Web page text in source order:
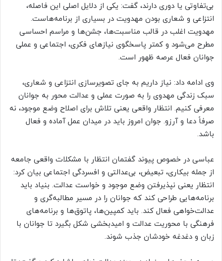
بی‌تفاوتی یا دوری دارند، گفت: یکی از دلایل اصلی این فاصله،
انتزاعی و شعاری بودن مهدویت در بسیاری از برنامه‌هاست.
مهدویت اغلب در قالب مناسبت‌ها، جشن‌ها و مراسم احساسی
مطرح می‌شود و کمتر پاسخگوی نیازهای فکری، اجتماعی و عملی
جوانان فعال عرصه ظهور است.
وی ادامه داد: نیاز داریم به جای تصویرسازی انتزاعی و شعاری،
سبک زندگی مهدوی را به صورت عملی و عدالت محور به جوانان
معرفی کنیم. انتظار واقعی یعنی تلاش برای اصلاح وضع موجود، نه
صرفاً دعا و آرزو. جوان امروز باید در میدان عمل آماده و فعال
باشد.
عباسی در خصوص پیوند گفتمان انتظار با مشکلات واقعی جامعه
از جمله بیکاری، تبعیض، بی‌عدالتی و افسردگی اجتماعی بیان کرد:
انتظار یعنی نپذیرفتن وضع موجود و خواست عدالت. بنیاد باید
برنامه‌هایی طراحی کند که جوانان را در مسیر مطالبه‌گری و
عدالت‌خواهی فعال کند. باید کمپین‌ها، پاتوق‌ها و برنامه‌های
فرهنگی با محوریت عدالت و امیدبخشی شکل بگیرد تا جوانان با
زبان و دغدغه خودشان جذب شوند.